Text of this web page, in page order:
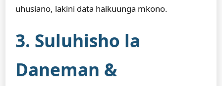
uhusiano, lakini data haikuunga mkono.
3. Suluhisho la
Daneman &